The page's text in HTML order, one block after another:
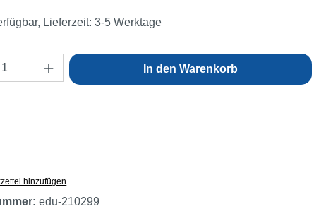
Lieferzeit: 3-5 Werktage
Anzahl: Gib den gewünschten Wert ein
In den Warenkorb
hinzufügen
edu-210299